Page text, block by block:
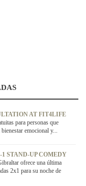
AT FIT4LIFE
para personas que
emocional y...
STAND-UP COMEDY
ofrece una última
2x1 para su noche de